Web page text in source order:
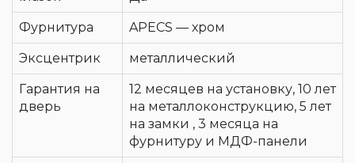
Фурнитура APECS — хром
Эксцентрик металлический
Гарантия на
дверь
12 месяцев на установку, 10 лет
на металлоконструкцию, 5 лет
на замки , 3 месяца на
фурнитуру и МДФ-панели